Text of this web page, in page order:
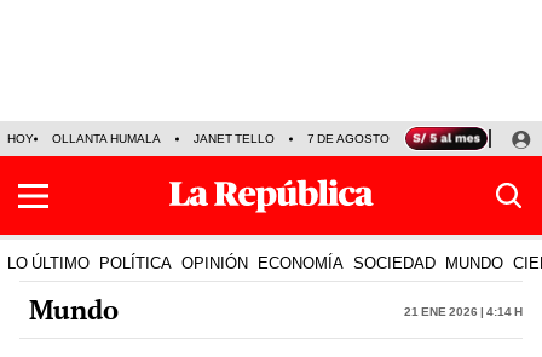
HOY OLLANTA HUMALA JANET TELLO 7 DE AGOSTO TINKA RESULTADOS
LO ÚLTIMO POLÍTICA OPINIÓN ECONOMÍA SOCIEDAD MUNDO
Mundo 21 Ene 2026 | 4:14 h